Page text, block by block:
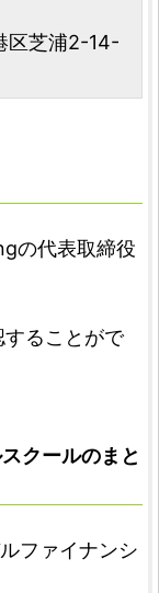
区芝浦2-14-
の代表取締役
ることがで
クールのまと
ファイナンシ